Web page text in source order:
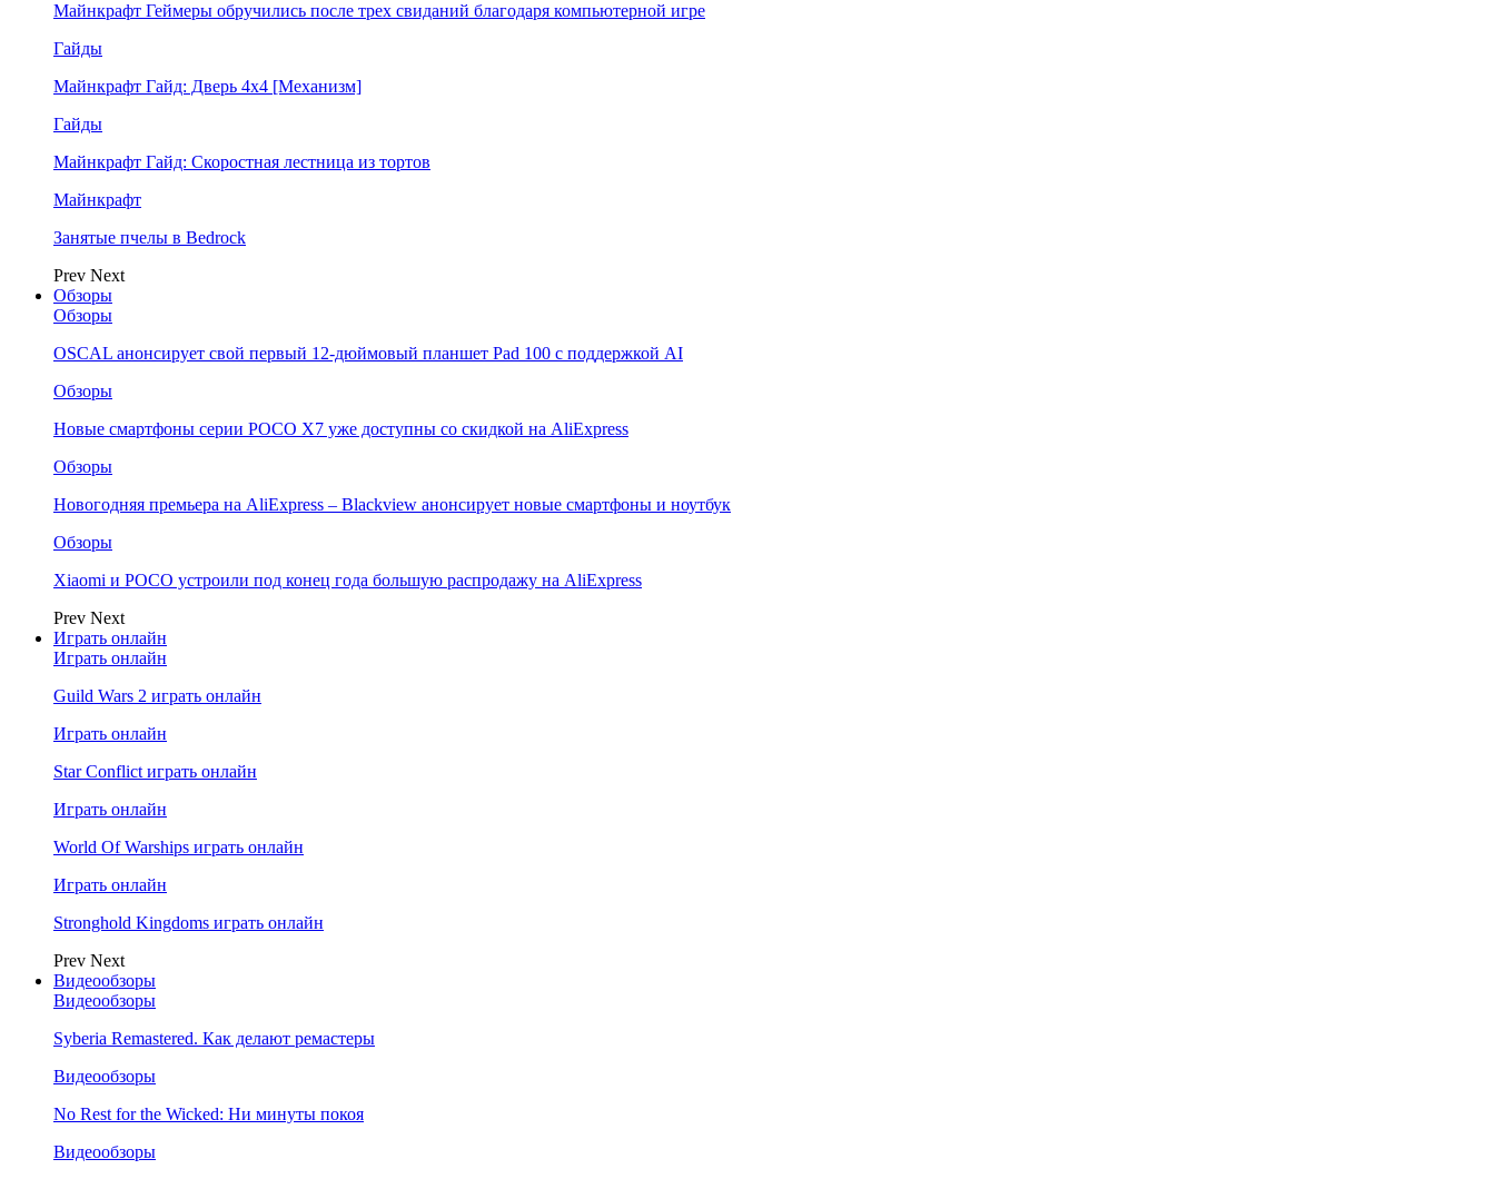
Майнкрафт Геймеры обручились после трех свиданий благодаря компьютерной игре
Гайды
Майнкрафт Гайд: Дверь 4х4 [Механизм]
Гайды
Майнкрафт Гайд: Скоростная лестница из тортов
Майнкрафт
Занятые пчелы в Bedrock
Prev Next
Обзоры
Обзоры
OSCAL анонсирует свой первый 12-дюймовый планшет Pad 100 с поддержкой AI
Обзоры
Новые смартфоны серии POCO X7 уже доступны со скидкой на AliExpress
Обзоры
Новогодняя премьера на AliExpress – Blackview анонсирует новые смартфоны и ноутбук
Обзоры
Xiaomi и POCO устроили под конец года большую распродажу на AliExpress
Prev Next
Играть онлайн
Играть онлайн
Guild Wars 2 играть онлайн
Играть онлайн
Star Conflict играть онлайн
Играть онлайн
World Of Warships играть онлайн
Играть онлайн
Stronghold Kingdoms играть онлайн
Prev Next
Видеообзоры
Видеообзоры
Syberia Remastered. Как делают ремастеры
Видеообзоры
No Rest for the Wicked: Ни минуты покоя
Видеообзоры